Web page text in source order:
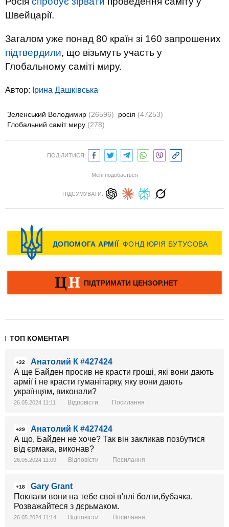
Швейцарії.
Загалом уже понад 80 країн зі 160 запрошених
підтвердили, що візьмуть участь у
Глобальному саміті миру.
Автор: Ірина Дашківська
Зеленський Володимир (26596) росія (47253)
Глобальний саміт миру (278)
ПОДІЛИТИСЯ:
Мені подобається
ПІДСУМУВАТИ:
ТОП КОМЕНТАРІ
+32
Анатолий К #427424
А ще Байден просив не красти гроші, які вони дають
армії і не красти гуманітарку, яку вони дають
українцям, виконали?
26.05.2024 11:11 Відповісти Посилання
+29
Анатолий К #427424
А що, Байден не хоче? Так він закликав позбутися
від єрмака, виконав?
26.05.2024 11:09 Відповісти Посилання
+18
Gary Grant
Поклали вони на тебе свої в'ялі болти,бубачка.
Розважайтеся з дєрьмаком.
26.05.2024 11:14 Відповісти Посилання